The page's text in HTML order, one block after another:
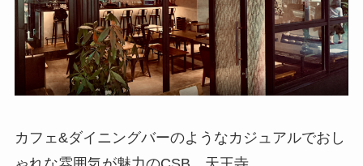
カフェ&ダイニングバーのようなカジュアルでおし